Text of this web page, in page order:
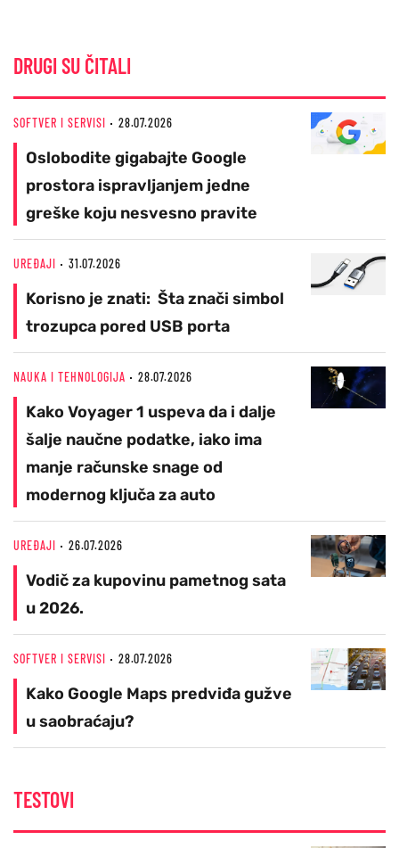
DRUGI SU ČITALI
SOFTVER I SERVISI 28.07.2026
Oslobodite gigabajte Google
prostora ispravljanjem jedne
greške koju nesvesno pravite
UREĐAJI 31.07.2026
Korisno je znati: Šta znači simbol
trozupca pored USB porta
NAUKA I TEHNOLOGIJA 28.07.2026
Kako Voyager 1 uspeva da i dalje
šalje naučne podatke, iako ima
manje računske snage od
modernog ključa za auto
UREĐAJI 26.07.2026
Vodič za kupovinu pametnog sata
u 2026.
SOFTVER I SERVISI 28.07.2026
Kako Google Maps predviđa gužve
u saobraćaju?
TESTOVI